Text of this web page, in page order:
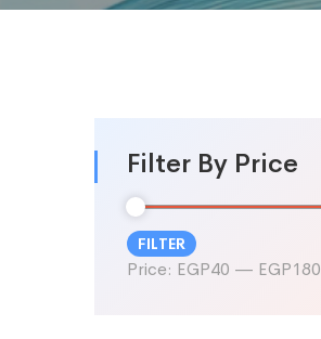
Filter By Price
Min
Max
FILTER
Price: EGP40 — EGP180